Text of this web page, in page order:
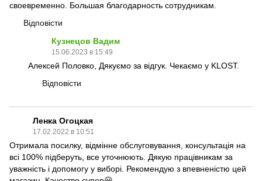
своевременно. Большая благодарность сотрудникам.
Відповісти
Кузнецов Вадим
15.06.2023 в 15:49
Алексей Половко, Дякуємо за відгук. Чекаємо у KLOST.
Відповісти
Ленка Огоцкая
17.02.2022 в 10:51
Отримала посилку, відмінне обслуговування, консультація на
всі 100% підберуть, все уточнюють. Дякую працівникам за
уважність і допомогу у виборі. Рекомендую з впевненістю цей